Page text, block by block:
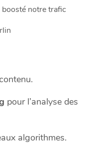
boosté notre trafic
pour l’analyse des
algorithmes.